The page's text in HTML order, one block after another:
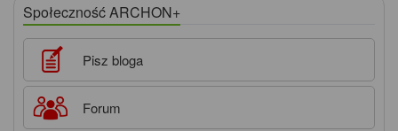
Społeczność ARCHON+
Pisz bloga
Forum